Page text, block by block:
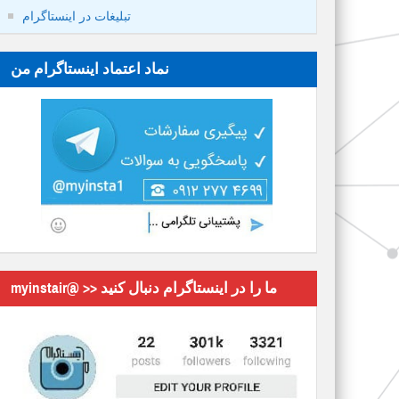
تبلیغات در اینستاگرام
نماد اعتماد اینستاگرام من
myinstair@ >> ما را در اینستاگرام دنبال کنید